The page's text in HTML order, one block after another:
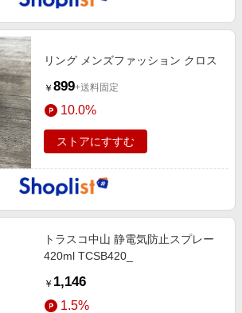
リング メンズファッション クロス
￥ 899+送料固定
10.0%
ストアにすすむ
トラスコ中山 静電気防止スプレー
420ml TCSB420_
￥ 1,146
1.5%